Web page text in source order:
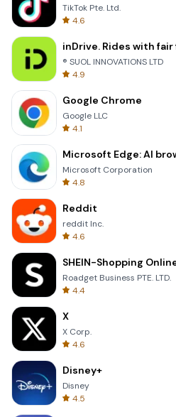
TikTok Pte. Ltd.
4.6
inDrive. Rides with fair
® SUOL INNOVATIONS LTD
4.9
Google Chrome
Google LLC
4.1
Microsoft Edge: AI
Microsoft Corporation
4.8
Reddit
reddit Inc.
4.6
SHEIN-Shopping
Roadget Business PTE. LTD.
4.4
X
X Corp.
4.6
Disney+
Disney
4.5